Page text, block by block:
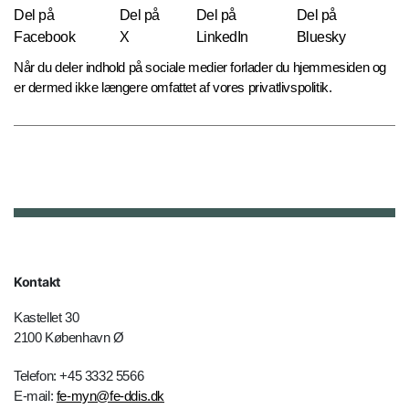
Del på
Facebook
Del på
X
Del på
LinkedIn
Del på
Bluesky
Når du deler indhold på sociale medier forlader du hjemmesiden og
er dermed ikke længere omfattet af vores privatlivspolitik.
Kontakt
Kastellet 30
2100 København Ø
Telefon: +45 3332 5566
E-mail: fe-myn@fe-ddis.dk